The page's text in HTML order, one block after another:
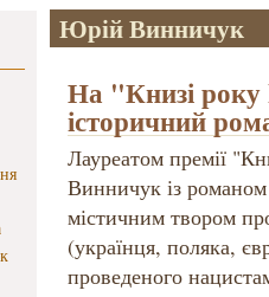
Юрій Винничук
На "Книзі року
історичний
Лауреатом премії
Винничук із
містичним твором
(українця, поляка,
проведеного